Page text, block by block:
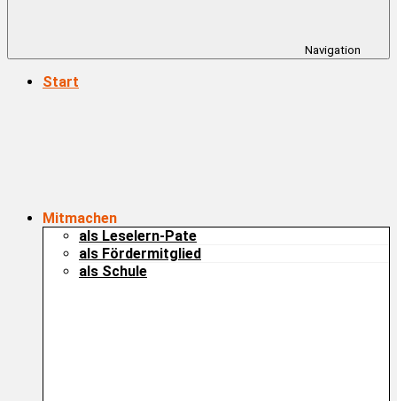
Navigation
Start
Mitmachen
als Leselern-Pate
als Fördermitglied
als Schule